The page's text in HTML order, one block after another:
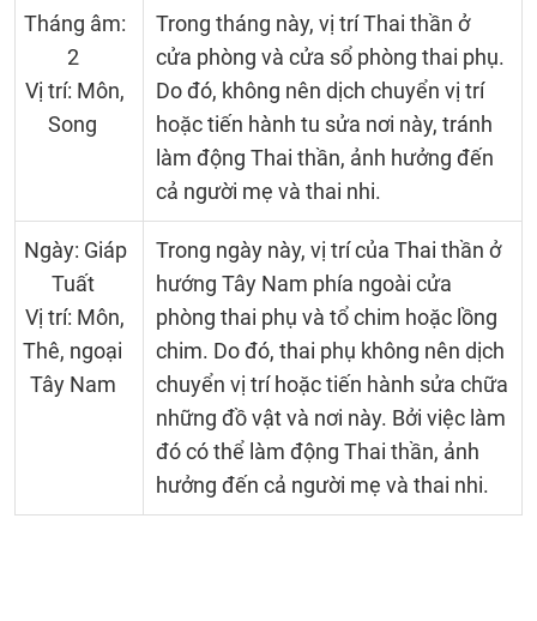
Tháng âm:
2
Vị trí: Môn,
Song
Trong tháng này, vị trí Thai thần ở
cửa phòng và cửa sổ phòng thai phụ.
Do đó, không nên dịch chuyển vị trí
hoặc tiến hành tu sửa nơi này, tránh
làm động Thai thần, ảnh hưởng đến
cả người mẹ và thai nhi.
Ngày: Giáp
Tuất
Vị trí: Môn,
Thê, ngoại
Tây Nam
Trong ngày này, vị trí của Thai thần ở
hướng Tây Nam phía ngoài cửa
phòng thai phụ và tổ chim hoặc lồng
chim. Do đó, thai phụ không nên dịch
chuyển vị trí hoặc tiến hành sửa chữa
những đồ vật và nơi này. Bởi việc làm
đó có thể làm động Thai thần, ảnh
hưởng đến cả người mẹ và thai nhi.